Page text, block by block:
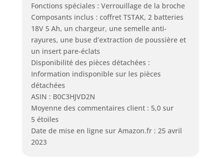
Fonctions spéciales : Verrouillage de la broche
Composants inclus : coffret TSTAK, 2 batteries
18V 5 Ah, un chargeur, une semelle anti-
rayures, une buse d’extraction de poussière et
un insert pare-éclats
Disponibilité des pièces détachées :
Information indisponible sur les pièces
détachées
ASIN : B0C3HJVD2N
Moyenne des commentaires client : 5,0 sur
5 étoiles
Date de mise en ligne sur Amazon.fr : 25 avril
2023